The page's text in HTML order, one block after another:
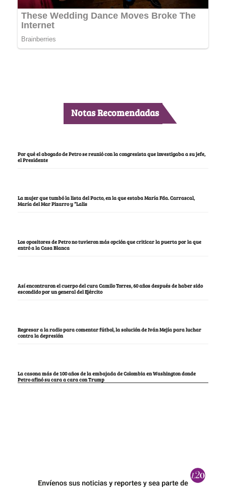
Notas Recomendadas
Por qué el abogado de Petro se reunió con la congresista que investigaba a su jefe,
el Presidente
La mujer que tumbó la lista del Pacto, en la que estaba María Fda. Carrascal,
María del Mar Pizarro y “Lalis
Los opositores de Petro no tuvieron más opción que criticar la puerta por la que
entró a la Casa Blanca
Así encontraron el cuerpo del cura Camilo Torres, 60 años después de haber sido
escondido por un general del Ejército
Regresar a la radio para comentar fútbol, la solución de Iván Mejía para luchar
contra la depresión
La casona más de 100 años de la embajada de Colombia en Washington donde
Petro afinó su cara a cara con Trump